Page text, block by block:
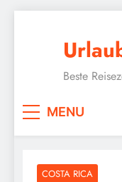
Beste
MENU
COSTA RICA